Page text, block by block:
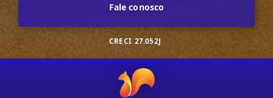
Fale conosco
CRECI 27.052J